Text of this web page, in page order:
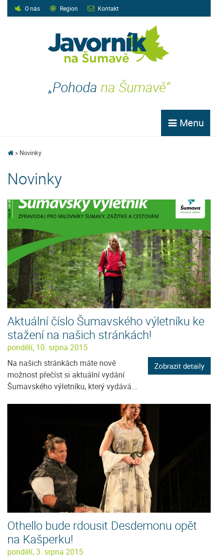
O nás Region Kontakt
„Pohoda na Šumavě“
Menu
Novinky
Novinky
Aktuální číslo Šumavského výletníku ke
stažení na našich stránkách!
pondělí, 10. srpna 2015
Na našich stránkách máte nově
možnost přečíst si aktuální vydání
Šumavského výletníku, který vydává...
Zobrazit detaily
Othello bude rdousit Desdemonu opět
na Kašperku!
pondělí, 3. srpna 2015